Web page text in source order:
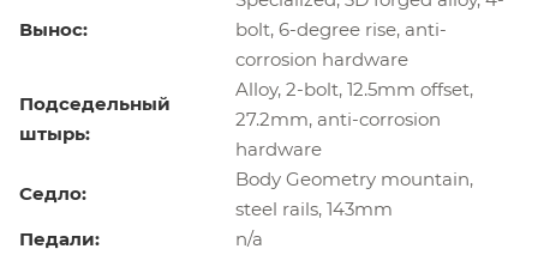
Вынос:
bolt, 6-degree rise, anti-
corrosion hardware
Подседельный
штырь:
Alloy, 2-bolt, 12.5mm offset,
27.2mm, anti-corrosion
hardware
Седло:
Body Geometry mountain,
steel rails, 143mm
Педали:
n/a